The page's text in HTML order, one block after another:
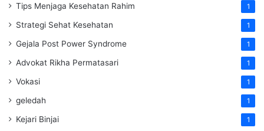
Tips Menjaga Kesehatan Rahim 1
Strategi Sehat Kesehatan 1
Gejala Post Power Syndrome 1
Advokat Rikha Permatasari 1
Vokasi 1
geledah 1
Kejari Binjai 1